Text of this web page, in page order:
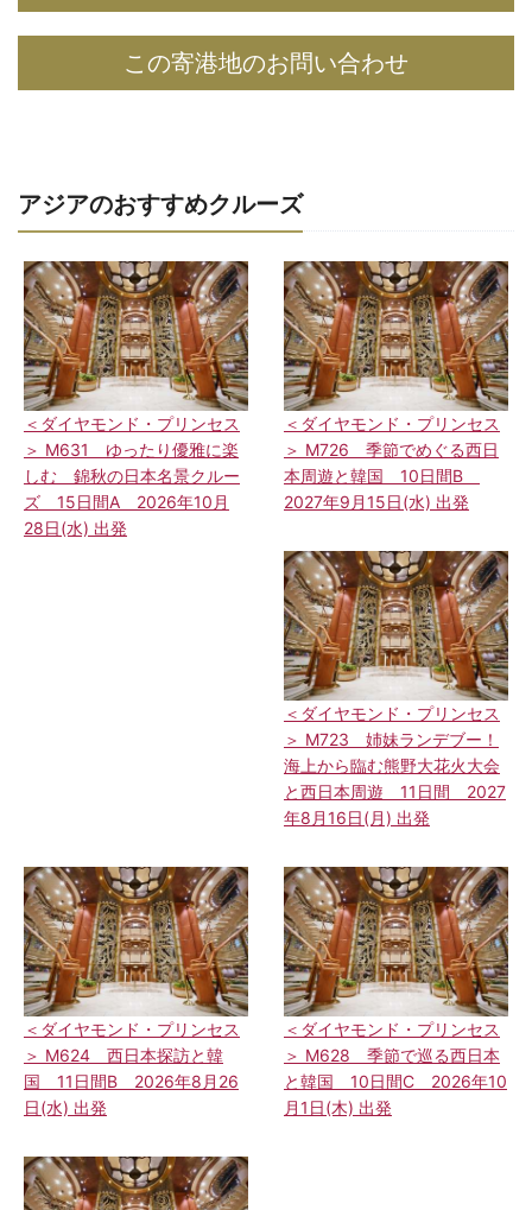
この寄港地のお問い合わせ
アジアのおすすめクルーズ
＜ダイヤモンド・プリンセス
＞ M631 ゆったり優雅に楽
しむ 錦秋の日本名景クルー
ズ 15日間A 2026年10月
28日(水) 出発
＜ダイヤモンド・プリンセス
＞ M726 季節でめぐる西日
本周遊と韓国 10日間B
2027年9月15日(水) 出発
＜ダイヤモンド・プリンセス
＞ M723 姉妹ランデブー！
海上から臨む熊野大花火大会
と西日本周遊 11日間 2027
年8月16日(月) 出発
＜ダイヤモンド・プリンセス
＞ M624 西日本探訪と韓
国 11日間B 2026年8月26
日(水) 出発
＜ダイヤモンド・プリンセス
＞ M628 季節で巡る西日本
と韓国 10日間C 2026年10
月1日(木) 出発